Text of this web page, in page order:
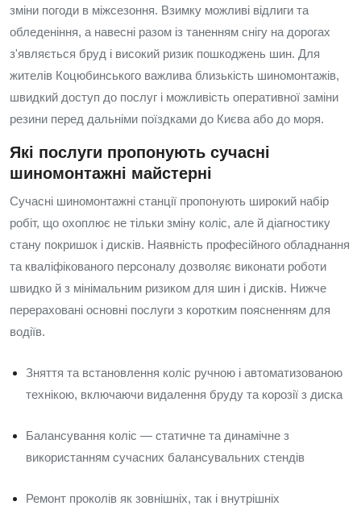
зміни погоди в міжсезоння. Взимку можливі відлиги та
обледеніння, а навесні разом із таненням снігу на дорогах
з'являється бруд і високий ризик пошкоджень шин. Для
жителів Коцюбинського важлива близькість шиномонтажів,
швидкий доступ до послуг і можливість оперативної заміни
резини перед дальніми поїздками до Києва або до моря.
Які послуги пропонують сучасні
шиномонтажні майстерні
Сучасні шиномонтажні станції пропонують широкий набір
робіт, що охоплює не тільки зміну коліс, але й діагностику
стану покришок і дисків. Наявність професійного обладнання
та кваліфікованого персоналу дозволяє виконати роботи
швидко й з мінімальним ризиком для шин і дисків. Нижче
перераховані основні послуги з коротким поясненням для
водіїв.
Зняття та встановлення коліс ручною і автоматизованою
технікою, включаючи видалення бруду та корозії з диска
Балансування коліс — статичне та динамічне з
використанням сучасних балансувальних стендів
Ремонт проколів як зовнішніх, так і внутрішніх